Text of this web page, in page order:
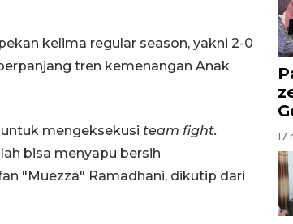
kelima regular season, yakni 2-0
tren kemenangan Anak
mengeksekusi team fight.
bisa menyapu bersih
"Muezza" Ramadhani, dikutip dari
17